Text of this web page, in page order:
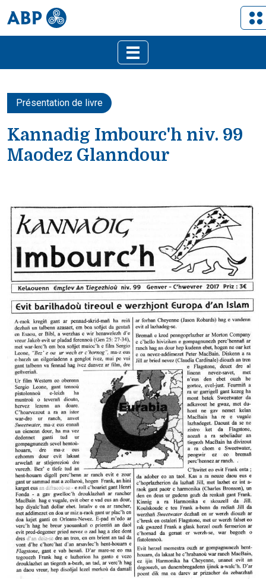
Présentation de livre
Kannadig Imbourc'h niv. 99
Maodez Glanndour